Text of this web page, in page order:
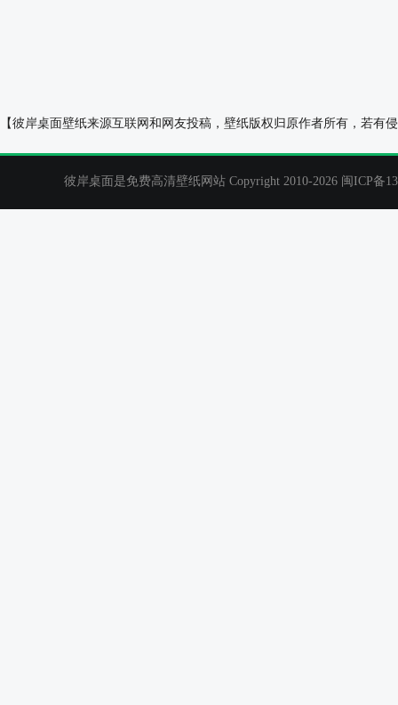
【彼岸桌面壁纸来源互联网和网友投稿，壁纸版权归原作者所有，若
彼岸桌面是免费高清壁纸网站 Copyright 2010-2026 闽ICP备